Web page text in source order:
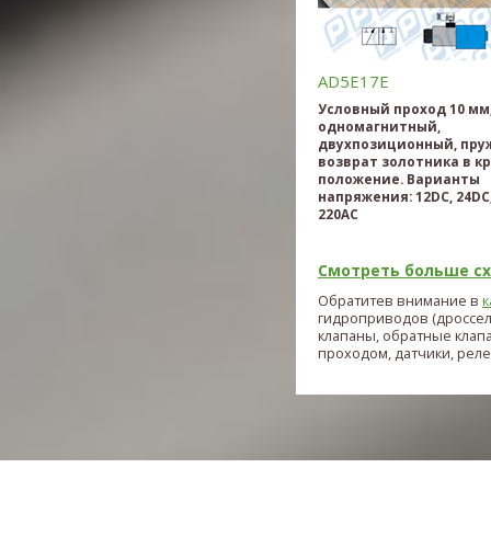
AD5E17E
Условный проход 10
одномагнитный,
двухпозиционный,
возврат золотника в
положение. Варианты
напряжения: 12DC,
220AC
Смотреть больше
Обратитев внимание в
гидроприводов
клапаны, обратные
проходом, датчики, реле